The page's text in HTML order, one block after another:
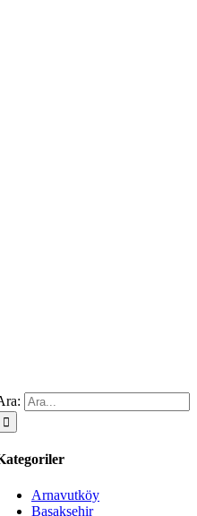
Arnavutköy
Başakşehir